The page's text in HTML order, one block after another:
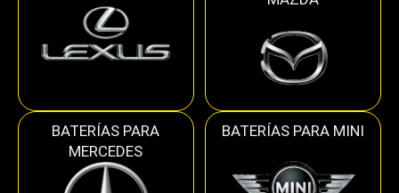
BATERÍAS PARA
MERCEDES
BATERÍAS PARA MINI